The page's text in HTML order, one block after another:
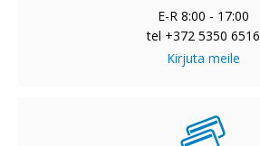
E-R 8:00 - 17:00
tel +372 5350 6516
Kirjuta meile